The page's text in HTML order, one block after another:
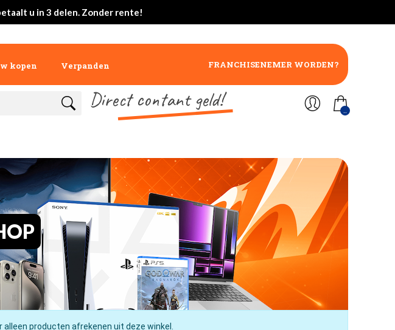
u in 3 delen. Zonder rente!
kopen Verpanden FRANCHISENEMER WORDEN?
Direct contant geld! ..
producten afrekenen uit deze winkel.